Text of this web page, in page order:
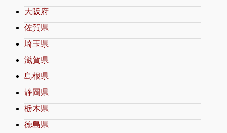
大阪府
佐賀県
埼玉県
滋賀県
島根県
静岡県
栃木県
徳島県